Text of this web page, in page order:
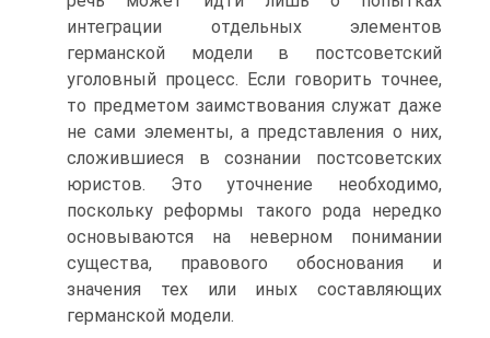
интеграции отдельных элементов
германской модели в постсоветский
уголовный процесс. Если говорить точнее,
то предметом заимствования служат даже
не сами элементы, а представления о них,
сложившиеся в сознании постсоветских
юристов. Это уточнение необходимо,
поскольку реформы такого рода нередко
основываются на неверном понимании
существа, правового обоснования и
значения тех или иных составляющих
германской модели.